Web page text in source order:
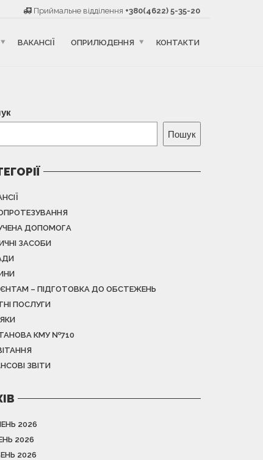
Приймальне відділення +380(4622) 5-35-20
ВАКАНСІЇ ОПРИЛЮДЕННЯ КОНТАКТИ
Пошук
ДОПОМОГА
ЗАСОБИ
– ПІДГОТОВКА ДО ОБСТЕЖЕНЬ
ПОСЛУГИ
КМУ №710
ЗВІТИ
2026
2026
2026